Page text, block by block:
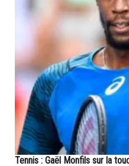
Tennis : Gaël Monfils sur la